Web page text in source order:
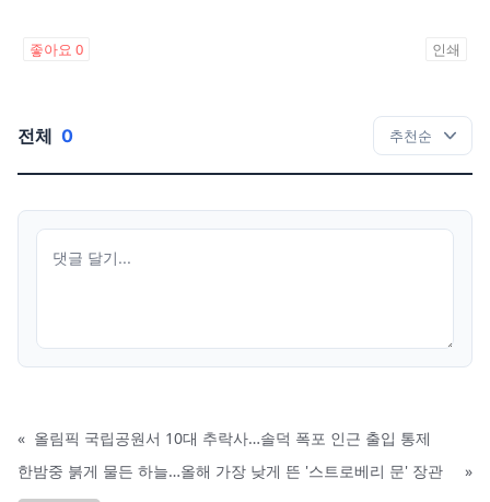
좋아요 0 인쇄
전체 0
« 올림픽 국립공원서 10대 추락사…솔덕 폭포 인근 출입 통제
한밤중 붉게 물든 하늘…올해 가장 낮게 뜬 '스트로베리 문' 장관
»